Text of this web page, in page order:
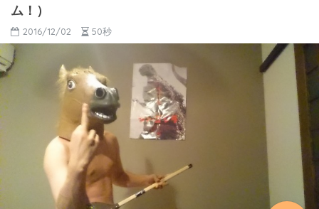
ム！）
2016/12/02 50秒